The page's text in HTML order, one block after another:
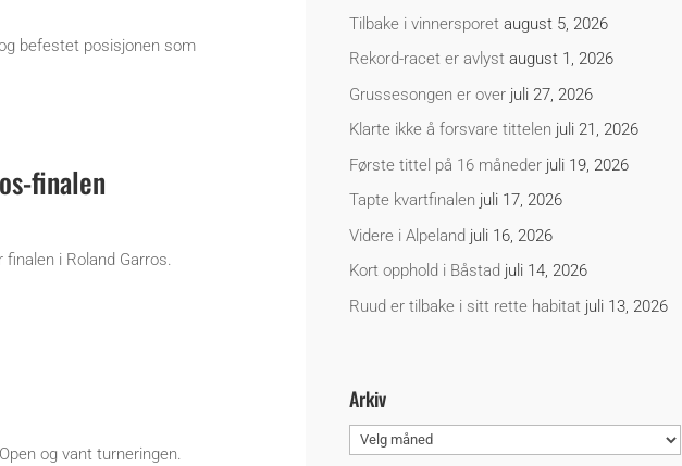
befestet posisjonen som
finalen
i Roland Garros.
og vant turneringen.
Tilbake i vinnersporet august 5, 2026
Rekord-racet er avlyst august 1, 2026
Grussesongen er over juli 27, 2026
Klarte ikke å forsvare tittelen juli 21, 2026
Første tittel på 16 måneder juli 19, 2026
Tapte kvartfinalen juli 17, 2026
Videre i Alpeland juli 16, 2026
Kort opphold i Båstad juli 14, 2026
Ruud er tilbake i sitt rette habitat juli 13, 2026
Arkiv
Arkiv